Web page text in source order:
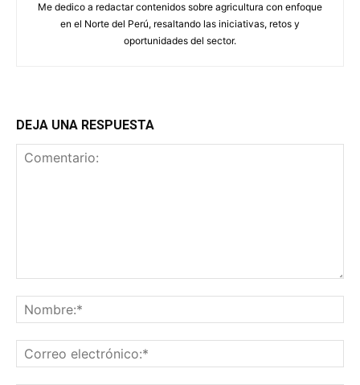
Me dedico a redactar contenidos sobre agricultura con enfoque
en el Norte del Perú, resaltando las iniciativas, retos y
oportunidades del sector.
DEJA UNA RESPUESTA